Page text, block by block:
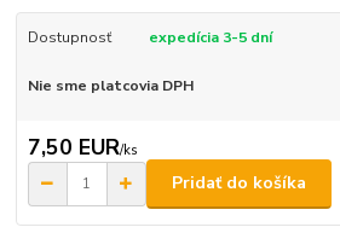
Dostupnosť expedícia 3-5 dní
Nie sme platcovia DPH
7,50 EUR/ks
Pridať do košíka